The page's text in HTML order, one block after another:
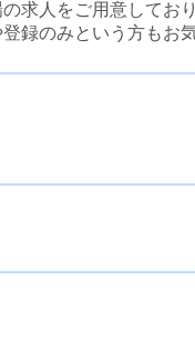
求人をご用意してお
録のみという方もお